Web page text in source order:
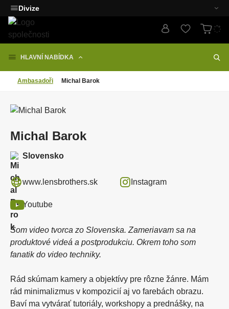
Divize
HLAVNÍ NABÍDKA
Ambasadoři Michal Barok
Michal Barok
Slovensko
www.lensbrothers.sk Instagram
Youtube
Som video tvorca zo Slovenska. Zameriavam sa na
produktové videá a postprodukciu. Okrem toho som
fanatik do video techniky.
Rád skúmam kamery a objektívy pre rôzne žánre. Mám
rád minimalizmus v kompozicií aj vo farebách obrazu.
Baví ma vytvárať tutoriály, workshopy a prednášky, na